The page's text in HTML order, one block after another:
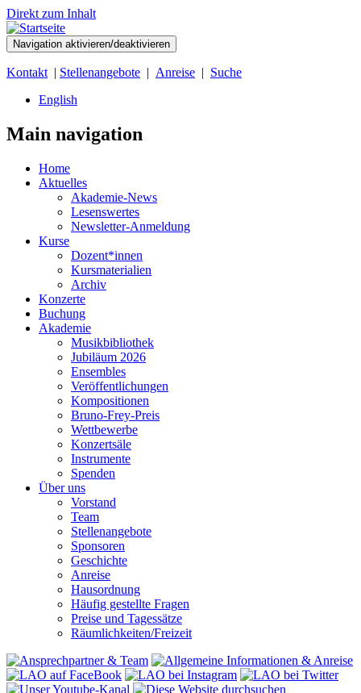
Direkt zum Inhalt
Navigation aktivieren/deaktivieren
Kontakt | Stellenangebote | Anreise | Suche
English
Main navigation
Home
Aktuelles
Akademie-News
Lesenswertes
Newsletter-Anmeldung
Kurse
Dozent*innen
Kursmaterialien
Archiv
Konzerte
Buchung
Akademie
Musikbibliothek
Jubiläum 2026
Ensembles
Veröffentlichungen
Kompositionen
Bruno-Frey-Preis
Wettbewerbe
Konzertsäle
Instrumente
Spenden
Über uns
Vorstand
Team
Stellenangebote
Sponsoren
Geschichte
Anreise
Hausordnung
Häufig gestellte Fragen
Preise und Tagessätze
Räumlichkeiten/Freizeit